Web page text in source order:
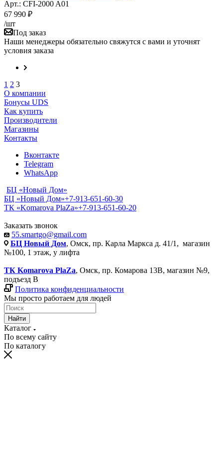
Арт.: CFI-2000 A01
67 990 ₽
/шт
Под заказ
Наши менеджеры обязательно свяжутся с вами и уточнят
условия заказа
1 2 3
О компании
Бонусы UDS
Как купить
Производители
Магазины
Контакты
Вконтакте
Telegram
WhatsApp
БЦ «Новый Дом»
БЦ «Новый Дом»+7-913-651-60-30
ТК «Komarova PlaZa»+7-913-651-60-20
Заказать звонок
55.smartgo@gmail.com
БЦ Новый Дом, Омск, пр. Карла Маркса д. 41/1, магазин
№100, 1 этаж, у лифта
ТК Komarova PlaZa, Омск, пр. Комарова 13В, магазин №9,
подъезд В
Политика конфиденциальности
Мы просто работаем для людей
Найти
Каталог
По всему сайту
По каталогу